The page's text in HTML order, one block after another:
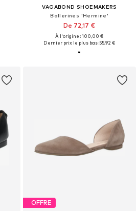
VAGABOND SHOEMAKERS
Ballerines 'Hermine'
De 72,17 €
À l'origine : 100,00 €
Dernier prix le plus bas :55,92 €
OFFRE